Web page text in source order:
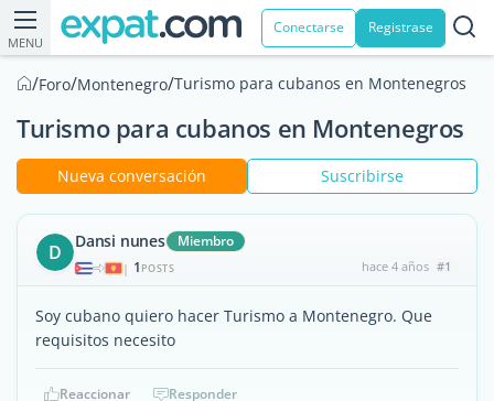
MENU
Conectarse Registrase
/Foro/Montenegro/Turismo para cubanos en Montenegros
Turismo para cubanos en Montenegros
Nueva conversación Suscribirse
D Dansi nunes Miembro
| 1 POSTS hace 4 años #1
Soy cubano quiero hacer Turismo a Montenegro. Que
requisitos necesito
Reaccionar Responder